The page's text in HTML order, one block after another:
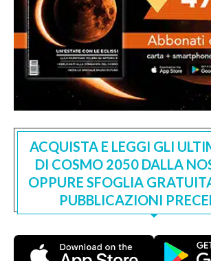
ACQUISTA E LEGGI GLI
DI COSMO 2050 DALLA
OPPURE SFOGLIA
PUBBLICAZIONI